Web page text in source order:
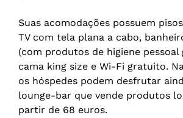
Suas acomodações possuem
TV com tela plana a cabo,
(com produtos de higiene
cama king size e Wi-Fi gratuito.
os hóspedes podem desfrutar
lounge-bar que vende produtos
partir de 68 euros.